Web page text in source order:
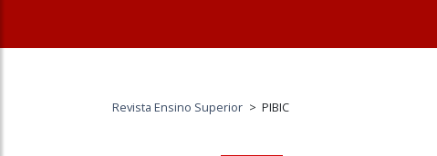
Revista Ensino Superior > PIBIC